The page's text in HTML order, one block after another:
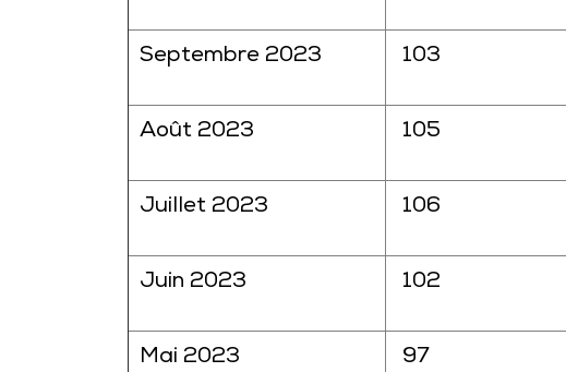
Septembre 2023 103
Août 2023 105
Juillet 2023 106
Juin 2023 102
Mai 2023 97